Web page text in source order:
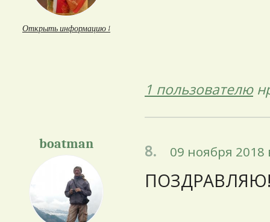
Открыть информацию ↓
1 пользователю
boatman 8. 09 ноября 2018